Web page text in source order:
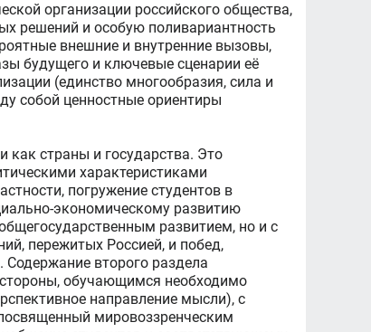
организации российского общества,
решений и особую поливариантность
внешние и внутренние вызовы,
будущего и ключевые сценарии её
(единство многообразия, сила и
собой ценностные ориентиры
как страны и государства. Это
характеристиками
погружение студентов в
экономическому развитию
развитием, но и с
пережитых Россией, и побед,
второго раздела
стороны, обучающимся необходимо
направление мысли), с
мировоззренческим